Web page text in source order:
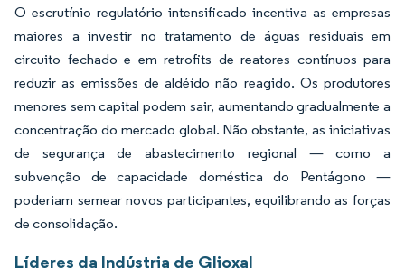
O escrutínio regulatório intensificado incentiva as empresas
maiores a investir no tratamento de águas residuais em
circuito fechado e em retrofits de reatores contínuos para
reduzir as emissões de aldéído não reagido. Os produtores
menores sem capital podem sair, aumentando gradualmente a
concentração do mercado global. Não obstante, as iniciativas
de segurança de abastecimento regional — como a
subvenção de capacidade doméstica do Pentágono —
poderiam semear novos participantes, equilibrando as forças
de consolidação.
Líderes da Indústria de Glioxal